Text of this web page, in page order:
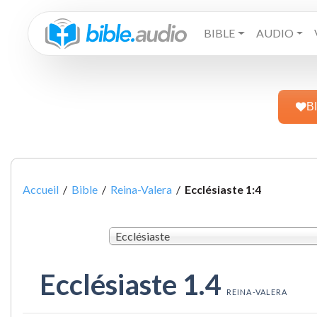
BIBLE AUDIO
Accueil / Bible / Reina-Valera / Ecclésiaste 1:4
Ecclésiaste
Ecclésiaste 1.4 REINA-VALERA